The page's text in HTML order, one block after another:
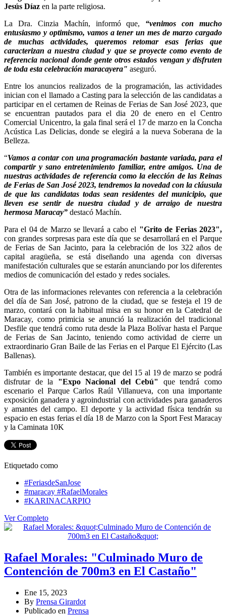
Jesús Díaz en la parte religiosa.
La Dra. Cinzia Machín, informó que, “venimos con mucho
entusiasmo y optimismo, vamos a tener un mes de marzo cargado
de muchas actividades, queremos retomar esas ferias que
caracterizan a nuestra ciudad y que se proyecte como evento de
referencia nacional donde gente otros estados vengan y disfruten
de toda esta celebración maracayera" aseguró.
Entre los anuncios realizados de la programación, las actividades
inician con el llamado a Casting para la selección de las candidatas a
participar en el certamen de Reinas de Ferias de San José 2023, que
se encuentran pautados para el dia 20 de enero en el Centro
Comercial Unicentro, la gala final será el 17 de marzo en la Concha
Acústica Las Delicias, donde se elegirá a la nueva Soberana de la
Belleza.
“Vamos a contar con una programación bastante variada, para el
compartir y sano entretenimiento familiar, entre amigos. Una de
nuestras actividades de referencia como la elección de las Reinas
de Ferias de San José 2023, tendremos la novedad con la cláusula
de que las candidatas todas sean residentes del municipio, que
lleven ese sentir de nuestra ciudad y de arraigo de nuestra
hermosa Maracay” destacó Machín.
Para el 04 de Marzo se llevará a cabo el "Grito de Ferias 2023",
con grandes sorpresas para este día que se desarrollará en el Parque
de Ferias de San Jacinto, para la celebración de los 322 años de
capital aragüeña, se está diseñando una agenda con diversas
manifestación culturales que se estarán anunciando por los diferentes
medios de comunicación del estado y redes sociales.
Otra de las informaciones relevantes con referencia a la celebración
del día de San José, patrono de la ciudad, que se festeja el 19 de
marzo, contará con la habitual misa en su honor en la Catedral de
Maracay, como primicia se anunció la realización del tradicional
Desfile que tendrá como ruta desde la Plaza Bolívar hasta el Parque
de Ferias de San Jacinto, teniendo como actividad de cierre un
extraordinario Gran Baile de las Ferias en el Parque El Ejército (Las
Ballenas).
También es importante destacar, que del 15 al 19 de marzo se podrá
disfrutar de la "Expo Nacional del Cebú"
que tendrá como
escenario el Parque Carlos Raúl Villanueva, con una importante
exposición ganadera y agroindustrial con actividades para ganaderos
y amantes del campo. El deporte y la actividad física tendrán su
espacio en estas ferias el día 18 de Marzo con la Sport Fest Maracay
y la Caminata 10K
Etiquetado como
#FeriasdeSanJose
#maracay #RafaelMorales
#KARINACARPIO
Ver Completo
Rafael Morales: "Culminado Muro de
Contención de 700m3 en El Castaño"
Ene 15, 2023
By Prensa Girardot
Publicado en Prensa